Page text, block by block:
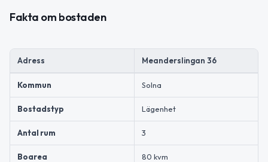
Fakta om bostaden
Adress Meanderslingan 36
Kommun Solna
Bostadstyp Lägenhet
Antal rum 3
Boarea 80 kvm